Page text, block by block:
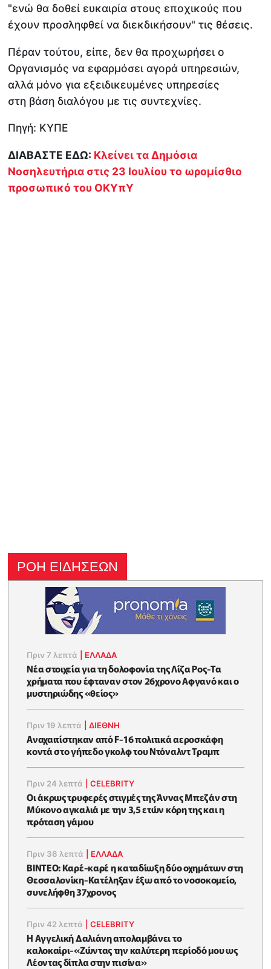
"ενώ θα δοθεί ευκαιρία στους εποχικούς που
έχουν προσληφθεί να διεκδικήσουν" τις θέσεις.
Πέραν τούτου, είπε, δεν θα προχωρήσει ο
Οργανισμός να εφαρμόσει αγορά υπηρεσιών,
αλλά μόνο για εξειδικευμένες υπηρεσίες
στη βάση διαλόγου με τις συντεχνίες.
Πηγή: ΚΥΠΕ
ΔΙΑΒΑΣΤΕ ΕΔΩ: Κλείνει τα Δημόσια
Νοσηλευτήρια στις 23 Ιουλίου το ωρομίσθιο
προσωπικό του ΟΚΥπΥ
ΡΟΗ ΕΙΔΗΣΕΩΝ
Πριν 7 λεπτά ΕΛΛΑΔΑ
Νέα στοιχεία για τη δολοφονία της Λίζα Ρος-Τα
χρήματα που έφταναν στον 26χρονο Αφγανό και ο
μυστηριώδης «θείος»
Πριν 19 λεπτά |ΔΙΕΘΝΗ
Αναχαιτίστηκαν από F-16 πολιτικά αεροσκάφη
κοντά στο γήπεδο γκολφ του Ντόναλντ Τραμπ
Πριν 24 λεπτά |CELEBRITY
Οι άκρως τρυφερές στιγμές της Άννας Μπεζάν στη
Μύκονο αγκαλιά με την 3,5 ετών κόρη της και η
πρόταση γάμου
Πριν 36 λεπτά ΕΛΛΑΔΑ
ΒΙΝΤΕΟ: Καρέ-καρέ η καταδίωξη δύο οχημάτων στη
Θεσσαλονίκη-Κατέληξαν έξω από το νοσοκομείο,
συνελήφθη 37χρονος
Πριν 42 λεπτά |CELEBRITY
Η Αγγελική Δαλιάνη απολαμβάνει το
καλοκαίρι-«Ζώντας την καλύτερη περίοδό μου ως
Λέοντας δίπλα στην πισίνα»